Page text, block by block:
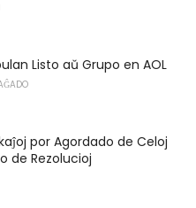
Listo aŭ Grupo en AOL
por Agordado de Celoj
de Rezolucioj